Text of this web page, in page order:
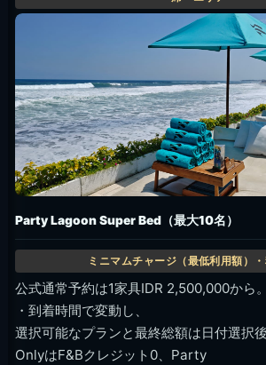
Party Lagoon Super Bed（最大10名）
公式通常予約は1家具IDR 2,500,000から
・到着時間で変動し、
選択可能なプランと最終総額は日付選択
OnlyはF&Bクレジット0、Party